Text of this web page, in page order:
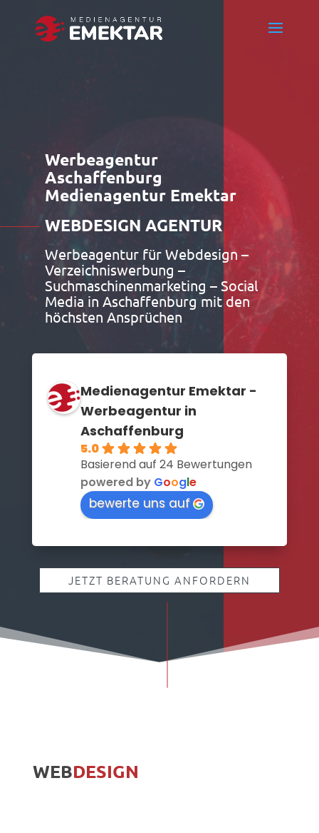
Werbeagentur
Aschaffenburg
Medienagentur Emektar
WEBDESIGN AGENTUR
Werbeagentur für Webdesign –
Verzeichniswerbung –
Suchmaschinenmarketing – Social
Media in Aschaffenburg mit den
höchsten Ansprüchen
Medienagentur Emektar -
Werbeagentur in
Aschaffenburg
5.0
Basierend auf 24 Bewertungen
powered by Google
bewerte uns auf
JETZT BERATUNG ANFORDERN
WEBDESIGN